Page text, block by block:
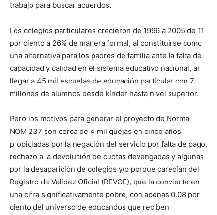
trabajo para buscar acuerdos.
Los colegios particulares crecieron de 1996 a 2005 de 11
por ciento a 26% de manera formal, al constituirse como
una alternativa para los padres de familia ante la falta de
capacidad y calidad en el sistema educativo nacional, al
llegar a 45 mil escuelas de educación particular con 7
millones de alumnos desde kínder hasta nivel superior.
Pero los motivos para generar el proyecto de Norma
NOM 237 son cerca de 4 mil quejas en cinco años
propiciadas por la negación del servicio por falta de pago,
rechazo a la devolución de cuotas devengadas y algunas
por la desaparición de colegios y/o porque carecían del
Registro de Validez Oficial (REVOE), que la convierte en
una cifra significativamente pobre, con apenas 0.08 por
ciento del universo de educandos que reciben